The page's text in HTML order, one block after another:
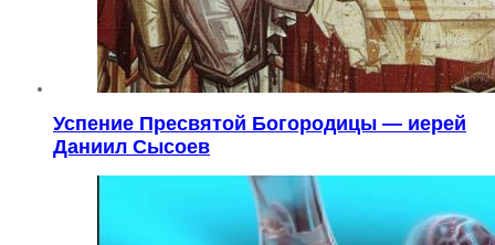
Успение Пресвятой Богородицы — иерей
Даниил Сысоев